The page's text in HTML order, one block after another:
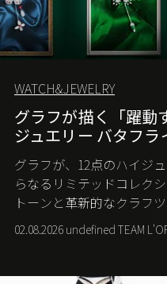
WATCH&JEWELRY
グラフが描く「躍動
ジュエリー バタフ
グラフが、12点のハイジ
らなるリミテッドコレク
トーンと革新的なクラフ
ドを象徴するバタフライ
02.08.2026 undefined TEAM